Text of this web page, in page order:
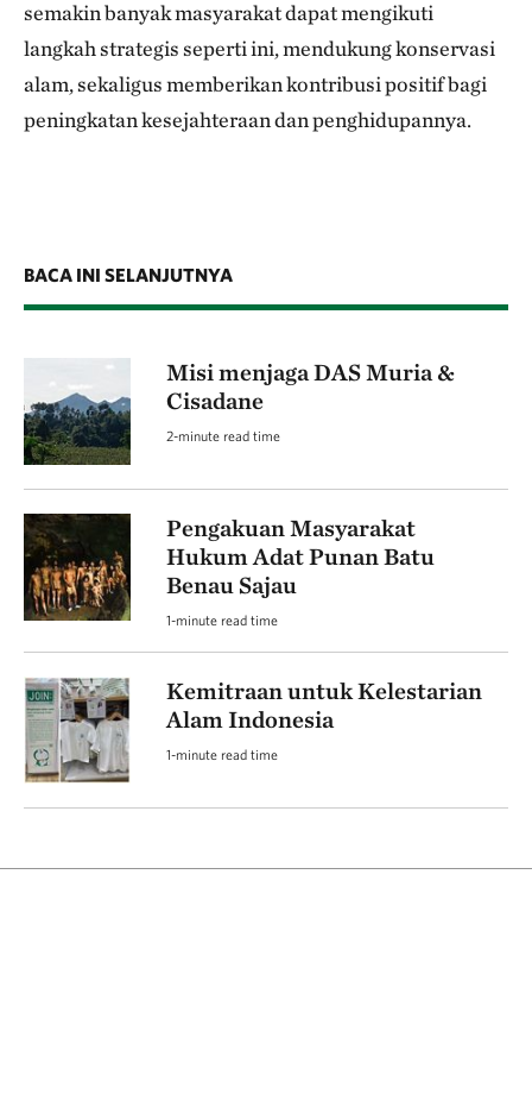
semakin banyak masyarakat dapat mengikuti
langkah strategis seperti ini, mendukung konservasi
alam, sekaligus memberikan kontribusi positif bagi
peningkatan kesejahteraan dan penghidupannya.
BACA INI SELANJUTNYA
Misi menjaga DAS Muria &
Cisadane
2-minute read time
Pengakuan Masyarakat
Hukum Adat Punan Batu
Benau Sajau
1-minute read time
Kemitraan untuk Kelestarian
Alam Indonesia
1-minute read time